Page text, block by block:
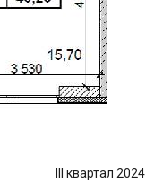
III квартал 2024